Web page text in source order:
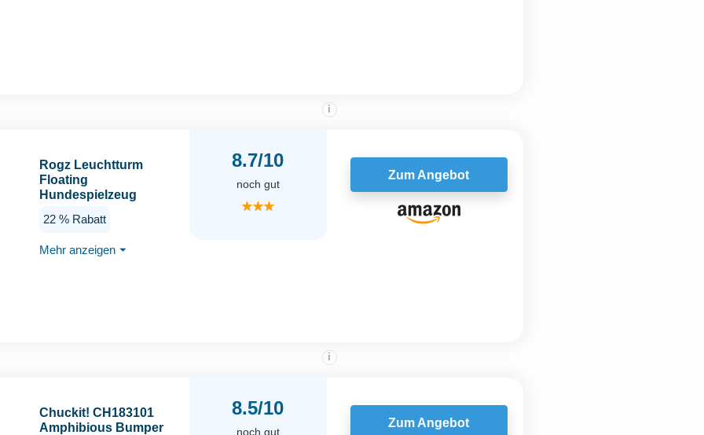
Rogz Leuchtturm
Floating
Hundespielzeug
22 % Rabatt
Mehr anzeigen ⏷
8.7/10
i
noch gut
★★★
Zum Angebot
Chuckit! CH183101
Amphibious Bumper
8.5/10
i
noch gut
Zum Angebot